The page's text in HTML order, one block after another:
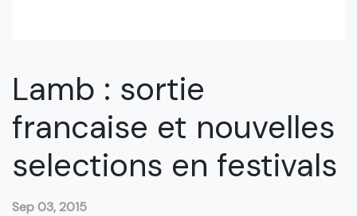
Lamb : sortie
francaise et nouvelles
selections en festivals
Sep 03, 2015